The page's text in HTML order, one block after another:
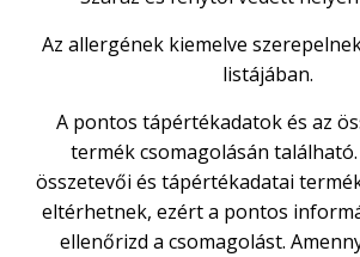
Az allergének kiemelve
listájában.
A pontos tápértékadatok és az
termék csomagolásán
összetevői és tápértékadatai
eltérhetnek, ezért a pontos
ellenőrizd a csomagolást.